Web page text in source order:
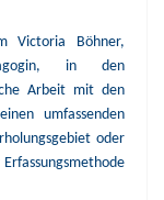
Victoria Böhner,
in den
Arbeit mit den
umfassenden
oder